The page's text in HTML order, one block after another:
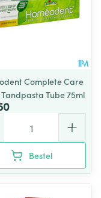
Complete Care
Tube 75ml
Bestel